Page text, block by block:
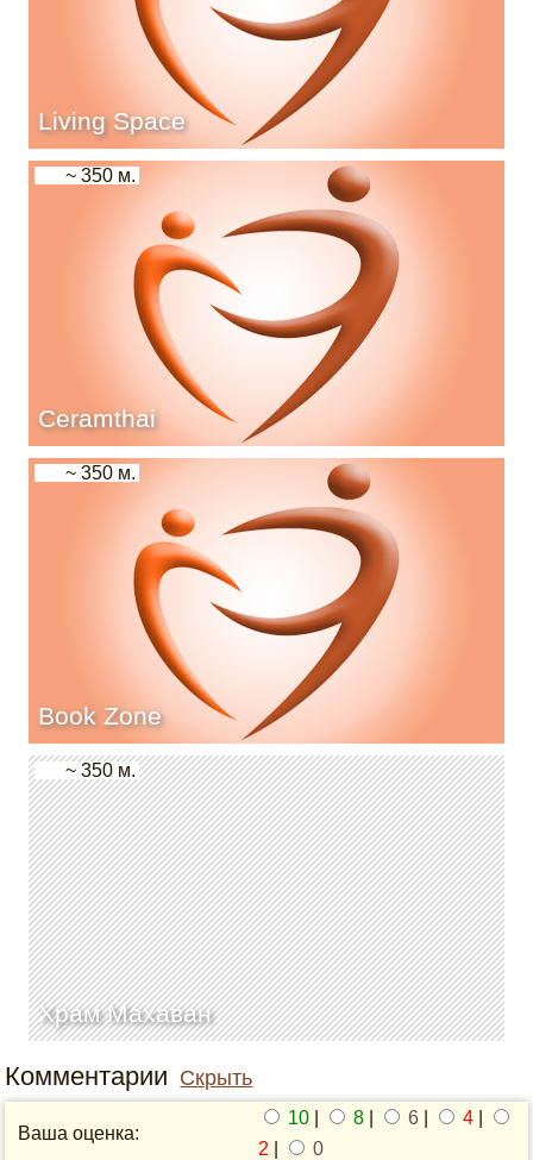
Living Space
Ceramthai
~ 350 м.
Book Zone
~ 350 м.
Храм Махаван
~ 350 м.
Комментарии Скрыть
Ваша оценка:
10 8 6 4
2
0